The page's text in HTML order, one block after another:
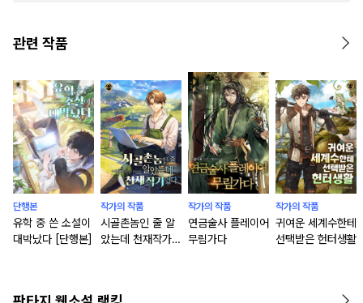
관련 작품
단행본
유학 중 쓴 소설이
대박났다 [단행본]
작가의 작품
시골촌놈인 줄 알
았는데 천재작가였
작가의 작품
연금술사 플레이어
무림가다
작가의 작품
귀여운 세계수한테
선택받은 헌터생활